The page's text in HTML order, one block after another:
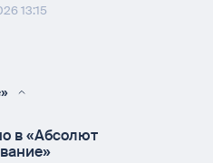
13:15
в «Абсолют